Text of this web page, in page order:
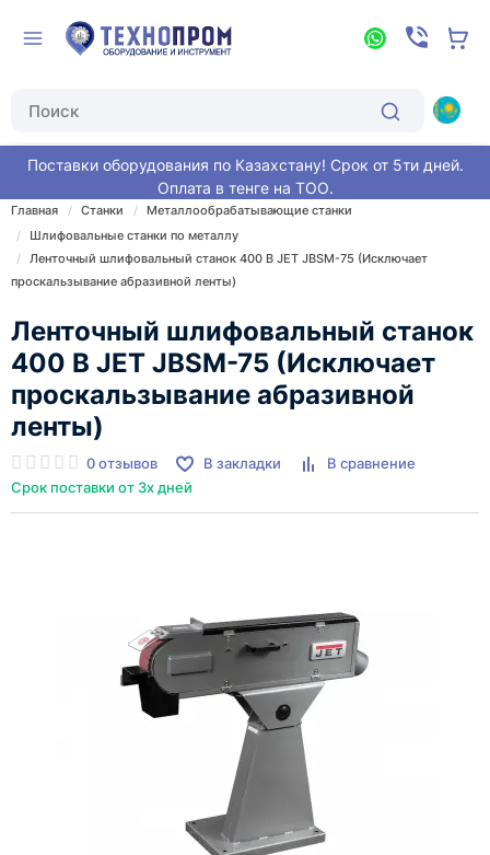
Поставки оборудования по Казахстану! Срок от 5ти дней.
Оплата в тенге на ТОО.
Главная Станки
Металлообрабатывающие станки
Шлифовальные станки по металлу
Ленточный шлифовальный станок 400 В JET JBSM-75 (Исключает
проскальзывание абразивной ленты)
Ленточный шлифовальный станок
400 В JET JBSM-75 (Исключает
проскальзывание абразивной
ленты)
0 отзывов В закладки
В сравнение
Срок поставки от 3х дней